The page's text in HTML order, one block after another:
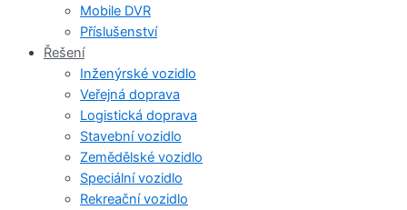
Mobile DVR
Příslušenství
Řešení
Inženýrské vozidlo
Veřejná doprava
Logistická doprava
Stavební vozidlo
Zemědělské vozidlo
Speciální vozidlo
Rekreační vozidlo